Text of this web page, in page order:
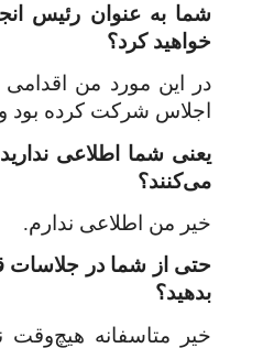
شما به عنوان رئیس
خواهید کرد؟
در این مورد من
اجلاس شرکت کرده بود
یعنی شما اطلاعی
می‌کنند؟
خیر من اطلاعی ندارم.
حتی از شما در جلاسات
بدهید؟
خیر متاسفانه هیچ‌وقت